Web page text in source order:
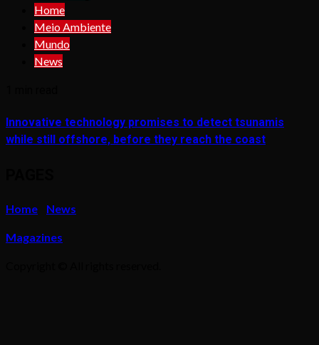
Home
Meio Ambiente
Mundo
News
Innovative technology promises to detect tsunamis
while still offshore, before they reach the coast
Home News
Magazines